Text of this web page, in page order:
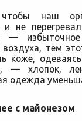
наш
и не
—
воздуха, тем
коже,
— хлопок,
одежда
с майонезом